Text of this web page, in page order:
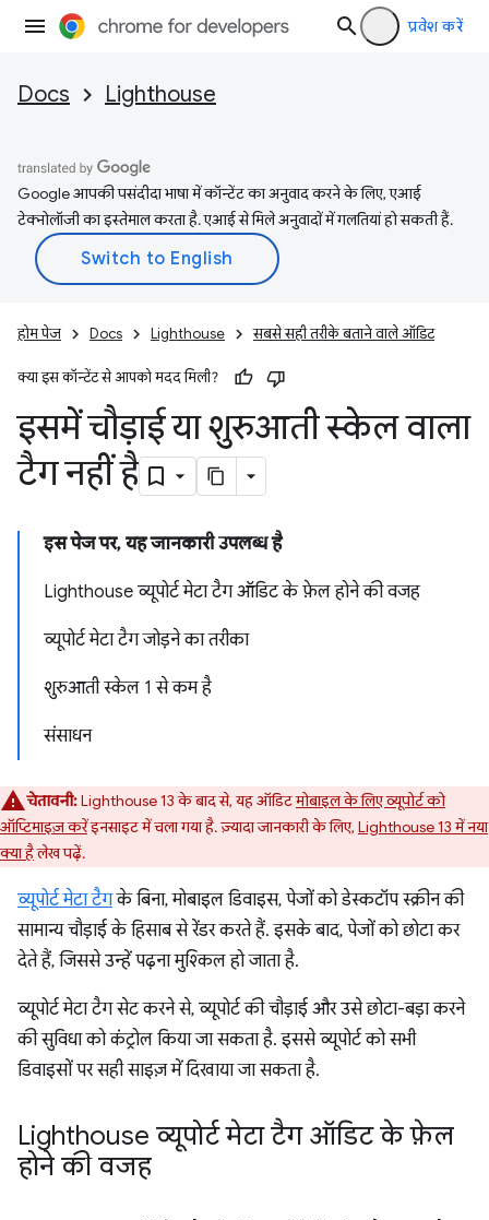
प्रवेश करें
Docs Lighthouse
Google आपकी पसंदीदा भाषा में कॉन्टेंट का अनुवाद करने के लिए, एआई
टेक्नोलॉजी का इस्तेमाल करता है. एआई से मिले अनुवादों में गलतियां हो सकती हैं.
होम पेज Docs Lighthouse सबसे सही तरीके बताने वाले ऑडिट
क्या इस कॉन्टेंट से आपको मदद मिली?
इसमें चौड़ाई या शुरुआती स्केल वाला
टैग नहीं है
इस पेज पर, यह जानकारी उपलब्ध है
Lighthouse व्यूपोर्ट मेटा टैग ऑडिट के फ़ेल होने की वजह
व्यूपोर्ट मेटा टैग जोड़ने का तरीका
शुरुआती स्केल 1 से कम है
संसाधन
चेतावनी:Lighthouse 13 के बाद से, यह ऑडिटमोबाइल के लिए व्यूपोर्ट को
ऑप्टिमाइज़ करेंइनसाइट में चला गया है. ज़्यादा जानकारी के लिए, Lighthouse 13 में नया
क्या हैलेख पढ़ें.
व्यूपोर्ट मेटा टैगके बिना, मोबाइल डिवाइस, पेजों को डेस्कटॉप स्क्रीन की
सामान्य चौड़ाई के हिसाब से रेंडर करते हैं. इसके बाद, पेजों को छोटा कर
देते हैं, जिससे उन्हें पढ़ना मुश्किल हो जाता है.
व्यूपोर्ट मेटा टैग सेट करने से, व्यूपोर्ट की चौड़ाई और उसे छोटा-बड़ा करने
की सुविधा को कंट्रोल किया जा सकता है. इससे व्यूपोर्ट को सभी
डिवाइसों पर सही साइज़ में दिखाया जा सकता है.
Lighthouse व्यूपोर्ट मेटा टैग ऑडिट के फ़ेल
होने की वजह